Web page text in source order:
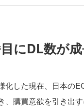
にDL数が
化した現在、日本の
、購買意欲を引き出